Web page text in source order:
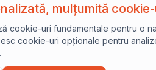
drepturile rezervate.
mulțumită
cookie-uri fundamentale pentru o
cookie-uri opționale pentru